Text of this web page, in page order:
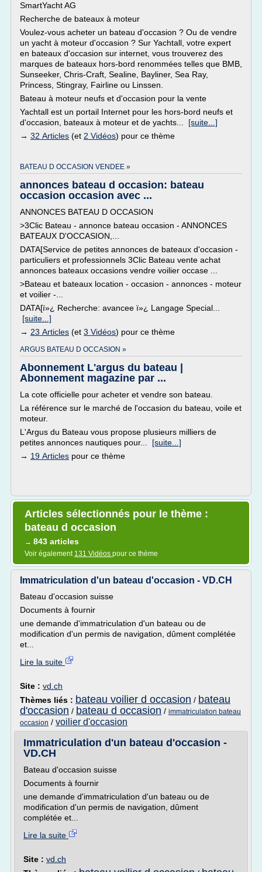
SmartYacht AG
Recherche de bateaux à moteur
Voulez-vous acheter un bateau d'occasion ? Ou de vendre
un yacht à moteur d'occasion ? Sur Yachtall, votre expert
en bateaux d'occasion sur internet, vous trouverez des
marques de bateaux hors-bord renommées telles que BMB,
Sunseeker, Chris-Craft, Sealine, Bayliner, Sea Ray,
Princess, Stingray, Fairline ou Linssen.
Bateau à moteur neufs et d'occasion pour la vente
Yachtall est un portail Internet pour les hors-bord neufs et
d'occasion, bateaux à moteur et de yachts... [suite...]
→ 32 Articles (et 2 Vidéos) pour ce thème
BATEAU D OCCASION VENDEE »
annonces bateau d occasion: bateau
occasion occasion avec ...
ANNONCES BATEAU D OCCASION
>3Clic Bateau - annonce bateau occasion - ANNONCES
BATEAUX D'OCCASION,...
DATA[Service de petites annonces de bateaux d'occasion -
particuliers et professionnels 3Clic Bateau vente achat
annonces bateaux occasions vendre voilier occase ...
>Bateau et bateaux location - occasion - annonces - moteur
et voilier -...
DATA[ï»¿ Recherche: avancee ï»¿ Langage Special...
[suite...]
→ 23 Articles (et 3 Vidéos) pour ce thème
ARGUS BATEAU D OCCASION »
Abonnement L'argus du bateau |
Abonnement magazine par ...
La cote officielle pour acheter et vendre son bateau.
La référence sur le marché de l'occasion du bateau, voile et
moteur.
L'Argus du Bateau vous propose plusieurs milliers de
petites annonces nautiques pour... [suite...]
→ 19 Articles pour ce thème
Articles sélectionnés pour le thème :
bateau d occasion
→ 843 articles
Voir également 131 Vidéos pour ce thème
Immatriculation d'un bateau d'occasion - VD.CH
Bateau d'occasion suisse
Documents à fournir
une demande d'immatriculation d'un bateau ou de
modification d'un permis de navigation, dûment complétée
et...
Lire la suite
Site : vd.ch
Thèmes liés : bateau voilier d occasion / bateau
d'occasion / bateau d occasion / immatriculation bateau
occasion / voilier d'occasion
Immatriculation d'un bateau d'occasion -
VD.CH
Bateau d'occasion suisse
Documents à fournir
une demande d'immatriculation d'un bateau ou de
modification d'un permis de navigation, dûment
complétée et...
Lire la suite
Site : vd.ch